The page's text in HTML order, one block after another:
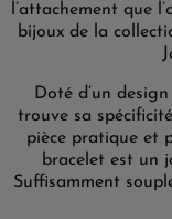
l’attachement que
bijoux de la
Doté d’un
trouve sa
pièce pratique et
bracelet est un
Suffisamment